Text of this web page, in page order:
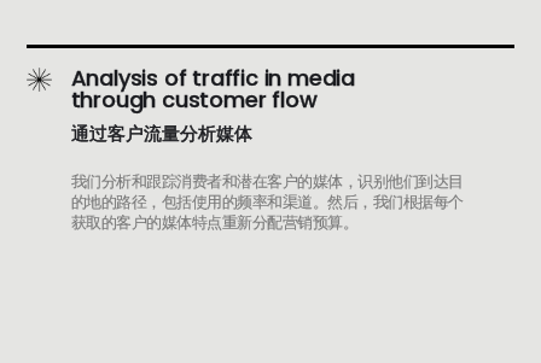
Analysis of traffic in media
through customer flow
通过客户流量分析媒体
我们分析和跟踪消费者和潜在客户的媒体，识别他们到达目
的地的路径，包括使用的频率和渠道。然后，我们根据每个
获取的客户的媒体特点重新分配营销预算。